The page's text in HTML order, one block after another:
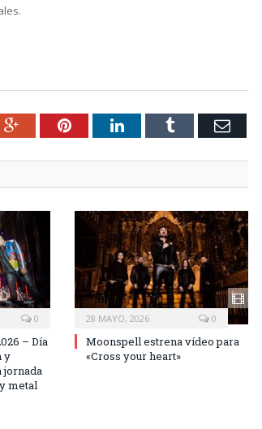
Google+PinterestLinkedInTumblr Email
0
– Día
y
jornada
metal
28 MAYO, 2026 0
Moonspell estrena vídeo para
«Cross your heart»